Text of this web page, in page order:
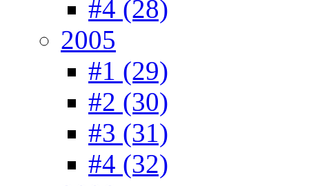
#4 (28)
2005
#1 (29)
#2 (30)
#3 (31)
#4 (32)